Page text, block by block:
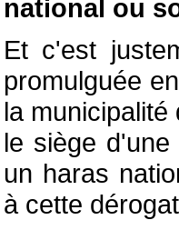
national ou
Et c'est
promulguée
la
le siège
un haras
à cette